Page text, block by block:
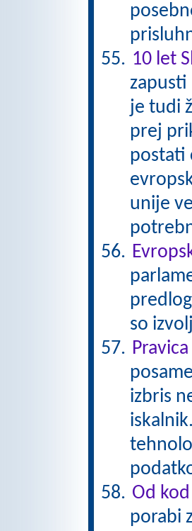
10 let
zapusti
je tudi
prej
postati
unije
so
izbris
Od
porabi